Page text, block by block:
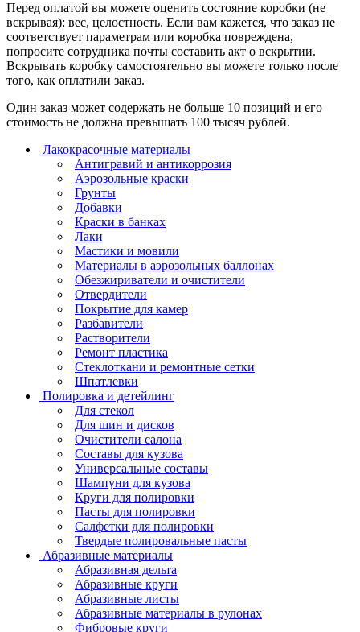
Перед оплатой вы можете оценить состояние коробки (не
вскрывая): вес, целостность. Если вам кажется, что заказ не
соответствует параметрам или коробка повреждена,
попросите сотрудника почты составить акт о вскрытии.
Вскрывать коробку самостоятельно вы можете только после
того, как оплатили заказ.
Один заказ может содержать не больше 10 позиций и его
стоимость не должна превышать 100 тысяч рублей.
Лакокрасочные материалы
Антигравий и антикоррозия
Аэрозольные краски
Грунты
Добавки
Краски в банках
Лаки
Мастики и мовили
Материалы в аэрозольных баллонах
Обезжириватели и очистители
Отвердители
Покрытие для камер
Разбавители
Растворители
Ремонт пластика
Стеклоткани и ремонтные сетки
Шпатлевки
Полировка и детейлинг
Для стекол
Для шин и дисков
Очистители салона
Составы для кузова
Универсальные составы
Шампуни для кузова
Круги для полировки
Пасты для полировки
Салфетки для полировки
Твердые полировальные пасты
Абразивные материалы
Абразивная дельта
Абразивные круги
Абразивные листы
Абразивные материалы в рулонах
Фибровые круги